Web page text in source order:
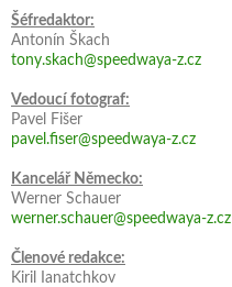
Šéfredaktor:
Antonín Škach
tony.skach@speedwaya-z.cz
Vedoucí fotograf:
Pavel Fišer
pavel.fiser@speedwaya-z.cz
Kancelář Německo:
Werner Schauer
werner.schauer@speedwaya-z.cz
Členové redakce:
Kiril Ianatchkov